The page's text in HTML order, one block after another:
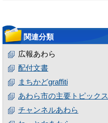
関連分類
広報あわら
配付文書
まちかどgraffiti
あわら市の主要トピックス
チャンネルあわら